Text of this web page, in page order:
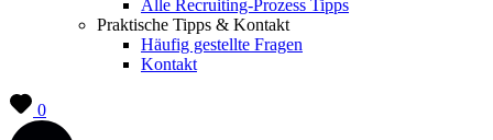
Alle Recruiting-Prozess Tipps
Praktische Tipps & Kontakt
Häufig gestellte Fragen
Kontakt
0